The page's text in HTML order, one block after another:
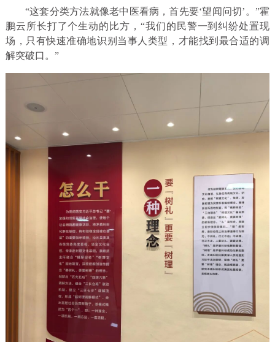
“这套分类方法就像老中医看病，首先要‘望闻问切’。”霍
鹏云所长打了个生动的比方，“我们的民警一到纠纷处置现
场，只有快速准确地识别当事人类型，才能找到最合适的调
解突破口。”